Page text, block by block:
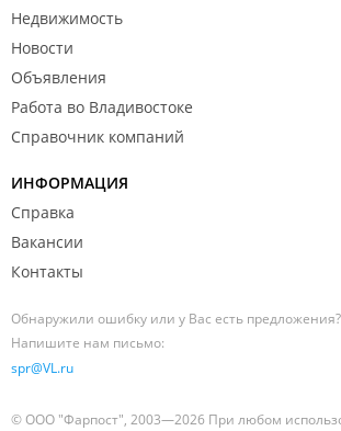
Недвижимость
Новости
Объявления
Работа во Владивостоке
Справочник компаний
ИНФОРМАЦИЯ
Справка
Вакансии
Контакты
Обнаружили ошибку или у Вас есть предложения?
Напишите нам письмо:
spr@VL.ru
© ООО "Фарпост", 2003—2026 При любом